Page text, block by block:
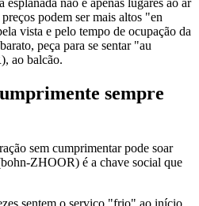
esplanada não é apenas lugares ao ar
podem ser mais altos "en
vista e pelo tempo de ocupação da
peça para se sentar "au
ao balcão.
sempre
sem cumprimentar pode soar
ZHOOR) é a chave social que